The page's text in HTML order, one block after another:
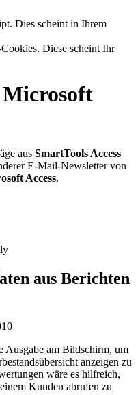
Dies scheint in Ihrem
Diese scheint Ihr
aus SmartTools Access
E-Mail-Newsletter von
Access.
aus Berichten
Ausgabe am Bildschirm, um
anzeigen zu
wäre es hilfreich,
Kunden abrufen zu